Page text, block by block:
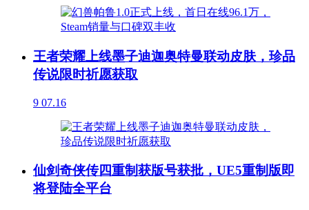
王者荣耀上线墨子迪迦奥特曼联动皮肤，珍品
传说限时祈愿获取
9 07.16
仙剑奇侠传四重制获版号获批，UE5重制版即
将登陆全平台